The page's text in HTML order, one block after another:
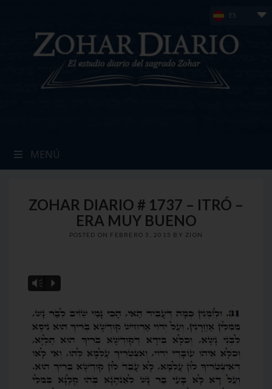
ES
MENÚ
ZOHAR DIARIO # 1737 – ITRÓ –
ERA MUY BUENO
POSTED ON FEBRERO 3, 2015 BY ZION
Vm P